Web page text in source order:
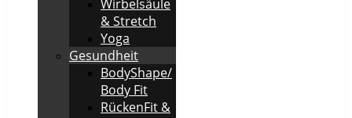
Wirbelsäule
& Stretch
Yoga
Gesundheit
BodyShape/
Body Fit
RückenFit &